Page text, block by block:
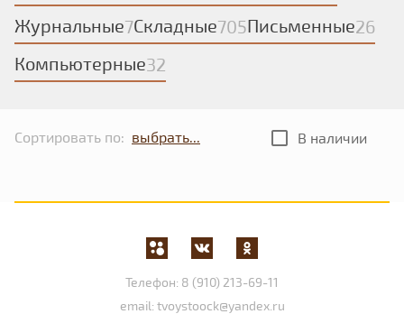
Журнальные7Складные705Письменные26
Компьютерные32
Сортировать по: В наличии
Телефон: 8 (910) 213-69-11
email: tvoystoock@yandex.ru